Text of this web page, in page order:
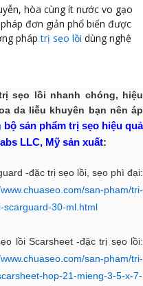
hòa cùng ít nước vo gạo
đơn giản phổ biến được
pháptrị sẹo lồi dùng nghệ
sẹo lồi nhanh chóng, hiệu
da liễu khuyên bạn nên áp
bộ sản phẩm trị sẹo hiệu quả
LLC, Mỹ sản xuất:
-đặc trị sẹo lồi, sẹo phì đại:
san-pham/tri-
scarguard-30-ml.html
lồi Scarsheet -đặc trị sẹo lồi:
san-pham/tri-
hop-21-mieng-3-5-x-7-